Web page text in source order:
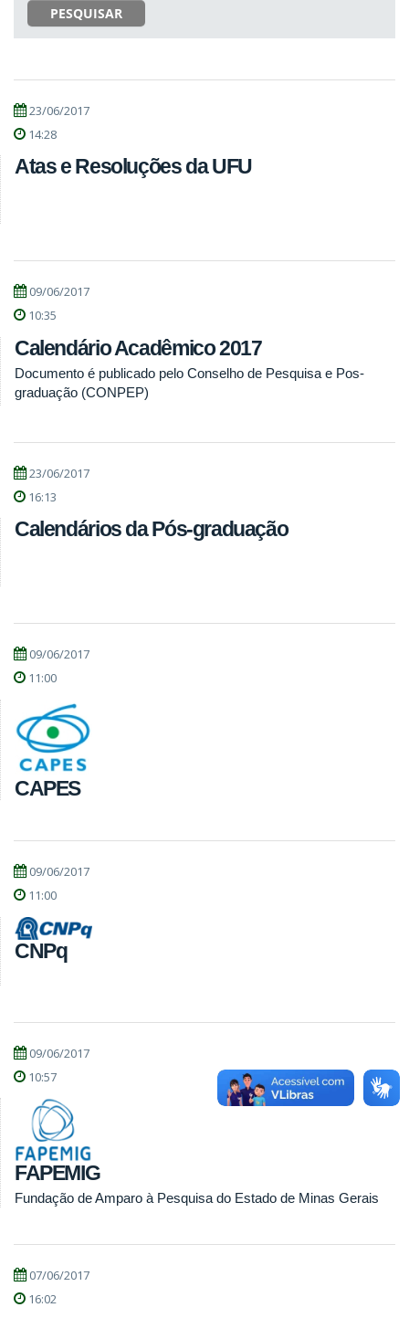
PESQUISAR
23/06/2017
14:28
Atas e Resoluções da UFU
09/06/2017
10:35
Calendário Acadêmico 2017
Documento é publicado pelo Conselho de Pesquisa e Pos-
graduação (CONPEP)
23/06/2017
16:13
Calendários da Pós-graduação
09/06/2017
11:00
CAPES
09/06/2017
11:00
CNPq
09/06/2017
10:57
FAPEMIG
Fundação de Amparo à Pesquisa do Estado de Minas Gerais
07/06/2017
16:02